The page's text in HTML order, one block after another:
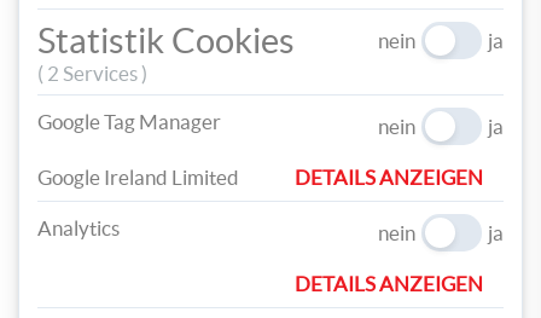
Schritt 8:Schneiden Sie zwei grüne Kreise für die Augen aus
und befestigen Sie darauf zwei Kreise aus schwarzen Fondant,
die etwas kleiner sind. Erwecken Sie die Augen zum Leben,
indem Sie noch zwei Minikugeln aus weißem Fondant auf der
schwarzen Masse platzieren.
Statistik Cookies
( 2 Services )
nein ja
Google Tag Manager nein ja
Google Ireland Limited DETAILS ANZEIGEN
Analytics nein ja
DETAILS ANZEIGEN